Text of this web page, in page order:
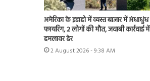
अमेरिका के इडाहो में व्यस्त बाजार में अंधाधुंध
फायरिंग, 2 लोगों की मौत, जवाबी कार्रवाई में
हमलावर ढेर
2 August 2026 - 9:38 AM